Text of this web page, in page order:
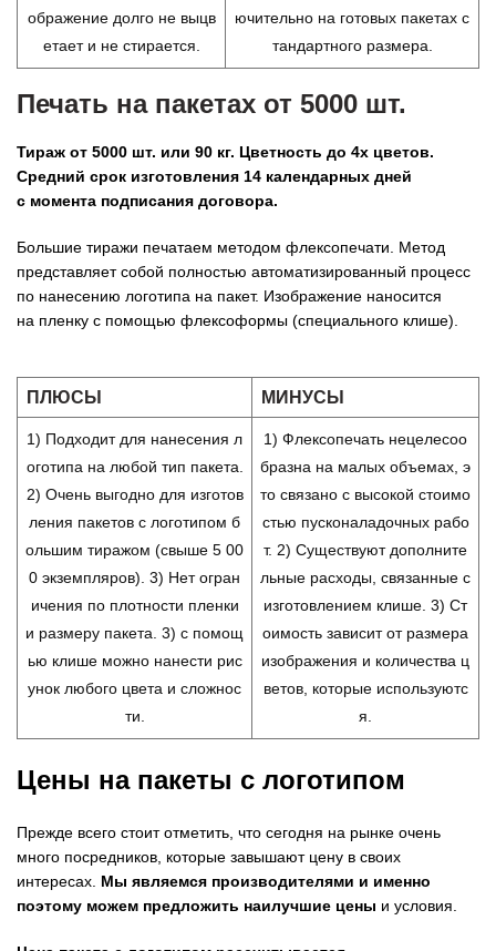
ображение долго не выцв
етает и не стирается.
ючительно на готовых пакетах с
тандартного размера.
Печать на пакетах от 5000 шт.
Тираж от 5000 шт. или 90 кг. Цветность до 4х цветов.
Средний срок изготовления 14 календарных дней
с момента подписания договора.
Большие тиражи печатаем методом флексопечати. Метод
представляет собой полностью автоматизированный процесс
по нанесению логотипа на пакет. Изображение наносится
на пленку с помощью флексоформы (специального клише).
ПЛЮСЫ МИНУСЫ
1) Подходит для нанесения л
оготипа на любой тип пакета.
2) Очень выгодно для изготов
ления пакетов с логотипом б
ольшим тиражом (свыше 5 00
0 экземпляров). 3) Нет огран
ичения по плотности пленки
и размеру пакета. 3) с помощ
ью клише можно нанести рис
унок любого цвета и сложнос
ти.
1) Флексопечать нецелесоо
бразна на малых объемах, э
то связано с высокой стоимо
стью пусконаладочных рабо
т. 2) Существуют дополните
льные расходы, связанные с
изготовлением клише. 3) Ст
оимость зависит от размера
изображения и количества ц
ветов, которые используютс
я.
Цены на пакеты с логотипом
Прежде всего стоит отметить, что сегодня на рынке очень
много посредников, которые завышают цену в своих
интересах. Мы являемся производителями и именно
поэтому можем предложить наилучшие цены и условия.